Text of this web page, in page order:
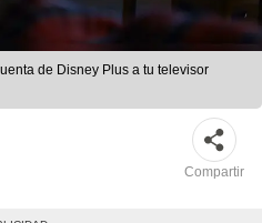
de Disney Plus a tu televisor
Compartir